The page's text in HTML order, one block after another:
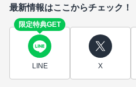
最新情報はここからチェック！
限定特典GET
LINE X